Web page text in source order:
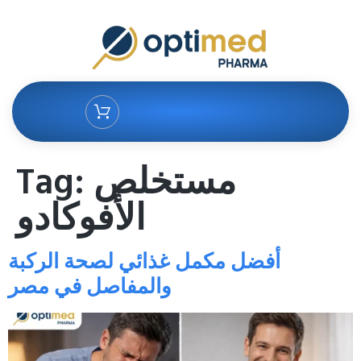
Tag: مستخلص
الأفوكادو
أفضل مكمل غذائي لصحة الركبة
والمفاصل في مصر